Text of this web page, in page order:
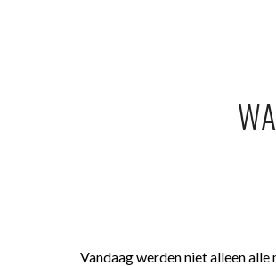
Vandaag werden niet alleen